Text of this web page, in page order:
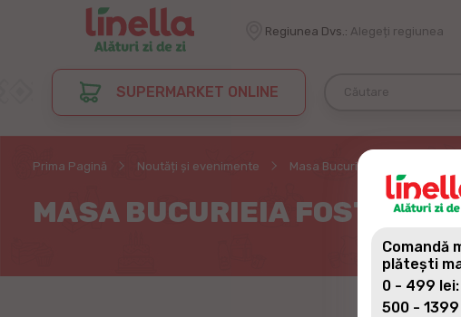
Regiunea Dvs.: Alegeți regiunea
SUPERMARKET ONLINE
Prima Pagină Noutăți și evenimente Masa Bucurieia fost o
MASA BUCURIEIA FOST O
Comandă
plătești
0 - 499
500 -